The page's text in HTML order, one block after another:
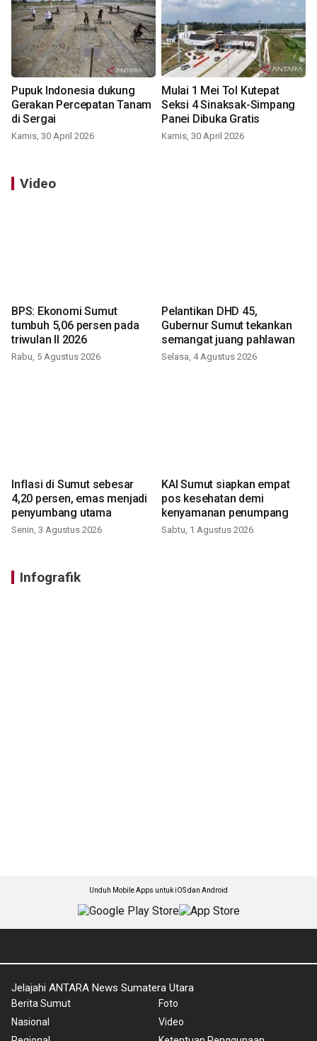
Pupuk Indonesia dukung
Gerakan Percepatan Tanam
di Sergai
Kamis, 30 April 2026
Mulai 1 Mei Tol Kutepat
Seksi 4 Sinaksak-Simpang
Panei Dibuka Gratis
Kamis, 30 April 2026
Video
BPS: Ekonomi Sumut
tumbuh 5,06 persen pada
triwulan II 2026
Rabu, 5 Agustus 2026
Pelantikan DHD 45,
Gubernur Sumut tekankan
semangat juang pahlawan
Selasa, 4 Agustus 2026
Inflasi di Sumut sebesar
4,20 persen, emas menjadi
penyumbang utama
Senin, 3 Agustus 2026
KAI Sumut siapkan empat
pos kesehatan demi
kenyamanan penumpang
Sabtu, 1 Agustus 2026
Infografik
Unduh Mobile Apps untuk iOS dan Android
Jelajahi ANTARA News Sumatera Utara
Berita Sumut
Nasional
Foto
Video